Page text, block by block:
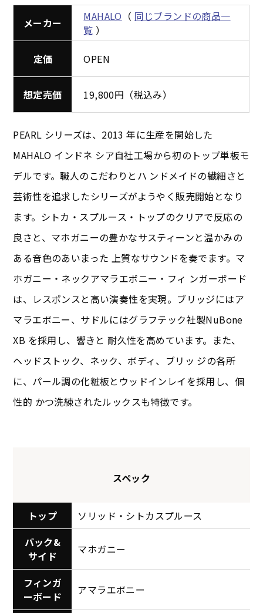
メーカー MAHALO （ 同じブランドの商品一
覧 ）
定価 OPEN
想定売価 19,800円（税込み）
PEARL シリーズは、2013 年に生産を開始した
MAHALO インドネ シア自社工場から初のトップ単板モ
デルです。職人のこだわりとハ ンドメイドの繊細さと
芸術性を追求したシリーズがようやく販売開始となり
ます。シトカ・スプルース・トップのクリアで反応の
良さと、マホガニーの豊かなサスティーンと温かみの
ある音色のあいまった 上質なサウンドを奏でます。マ
ホガニー・ネックアマラエボニー・フィ ンガーボード
は、レスポンスと高い演奏性を実現。ブリッジにはア
マラエボニー、サドルにはグラフテック社製NuBone
XB を採用し、響きと 耐久性を高めています。また、
ヘッドストック、ネック、ボディ、ブリッ ジの各所
に、パール調の化粧板とウッドインレイを採用し、個
性的 かつ洗練されたルックスも特徴です。
スペック
トップ
ソリッド・シトカスプルース
バック&
サイド
マホガニー
フィンガ
ーボード
アマラエボニー